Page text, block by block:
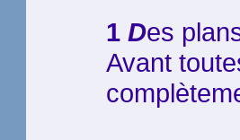
1 Des
Avant